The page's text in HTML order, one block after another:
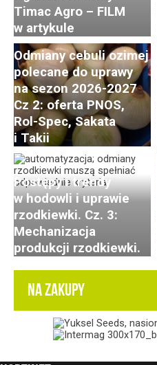
Timac Agro – FILM
w artykule
Odmiany cebuli ozimej
polecane do uprawy
na sezon 2026-2027
Cz 2: oferta PNOS,
Rol-Spec, Sakata
i Takii
Postępy i trendy
w hodowli i uprawie
rzodkiewki. Cz. 3:
Mechanizacja
produkcji rzodkiewki.
NA ZAKUPY